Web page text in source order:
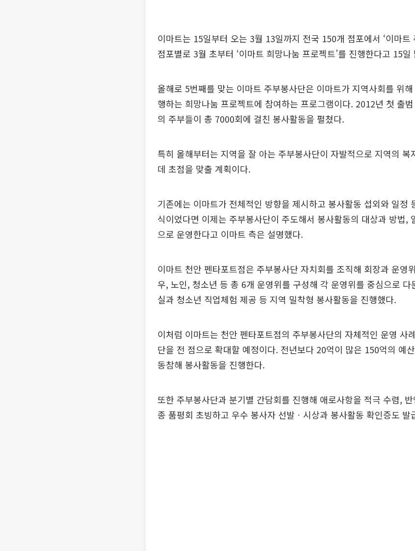
이마트는 15일부터 오는 3월 13일까지 전국 150개 점포에서 ‘이마트
점포별로 3월 초부터 ‘이마트 희망나눔 프로젝트’를 진행한다고 15일
올해로 5번째를 맞는 이마트 주부봉사단은 이마트가 지역사회를 위
행하는 희망나눔 프로젝트에 참여하는 프로그램이다. 2012년 첫 출
의 주부들이 총 7000회에 걸친 봉사활동을 펼쳤다.
특히 올해부터는 지역을 잘 아는 주부봉사단이 자발적으로 지역의 복
데 초점을 맞출 계획이다.
기존에는 이마트가 전체적인 방향을 제시하고 봉사활동 섭외와 일정
식이었다면 이제는 주부봉사단이 주도해서 봉사활동의 대상과 방법,
으로 운영한다고 이마트 측은 설명했다.
이마트 천안 펜타포트점은 주부봉사단 자치회를 조직해 회장과 운영
우, 노인, 청소년 등 총 6개 운영위를 구성해 각 운영위를 중심으로 다
실과 청소년 직업체험 제공 등 지역 밀착형 봉사활동을 진행했다.
이처럼 이마트는 천안 펜타포트점의 주부봉사단의 자체적인 운영 사
단을 전 점으로 확대할 예정이다. 전년보다 20억이 많은 150억의 예
동참해 봉사활동을 진행한다.
또한 주부봉사단과 분기별 간담회를 진행해 애로사항을 적극 수렴,
종 품평회 초빙하고 우수 봉사자 선발ㆍ시상과 봉사활동 확인증도 발